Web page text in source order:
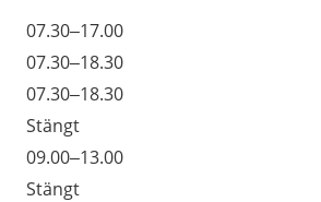
07.30–17.00
07.30–18.30
07.30–18.30
Stängt
09.00–13.00
Stängt